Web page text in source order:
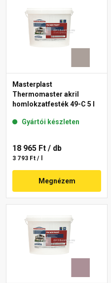
Masterplast
Thermomaster akril
homlokzatfesték 49-C 5 l
Gyártói készleten
18 965 Ft / db
3 793 Ft / l
Megnézem